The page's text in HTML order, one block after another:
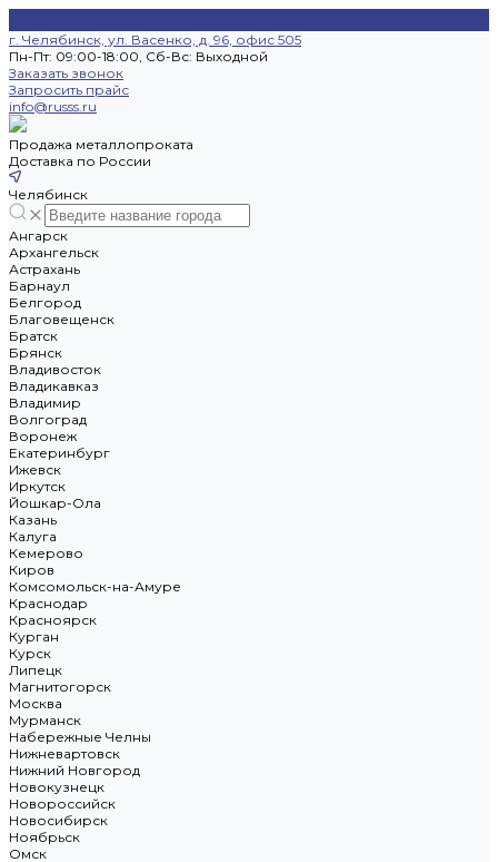
г. Челябинск, ул. Васенко, д. 96, офис 505
Пн-Пт: 09:00-18:00, Cб-Вс: Выходной
Заказать звонок
Запросить прайс
info@russs.ru
Продажа металлопроката
Доставка по России
Челябинск
Ангарск
Архангельск
Астрахань
Барнаул
Белгород
Благовещенск
Братск
Брянск
Владивосток
Владикавказ
Владимир
Волгоград
Воронеж
Екатеринбург
Ижевск
Иркутск
Йошкар-Ола
Казань
Калуга
Кемерово
Киров
Комсомольск-на-Амуре
Краснодар
Красноярск
Курган
Курск
Липецк
Магнитогорск
Москва
Мурманск
Набережные Челны
Нижневартовск
Нижний Новгород
Новокузнецк
Новороссийск
Новосибирск
Ноябрьск
Омск